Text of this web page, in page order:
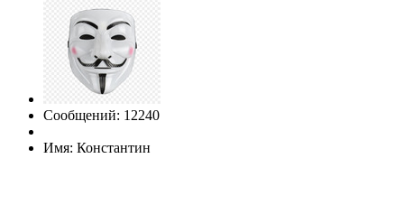
Сообщений: 12240
Имя: Константин